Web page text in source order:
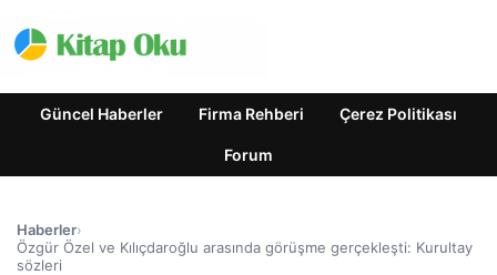
Güncel Haberler Firma Rehberi Çerez Politikası
Forum
Haberler›
Özgür Özel ve Kılıçdaroğlu arasında görüşme gerçekleşti: Kurultay
sözleri